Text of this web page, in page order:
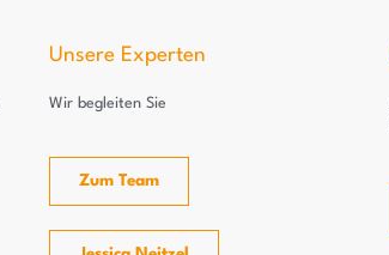
Unsere Experten
Wir begleiten Sie
Zum Team